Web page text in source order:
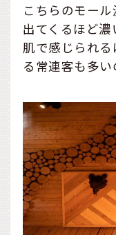
こちらのモー
出てくるほど
肌で感じられ
る常連客も多い